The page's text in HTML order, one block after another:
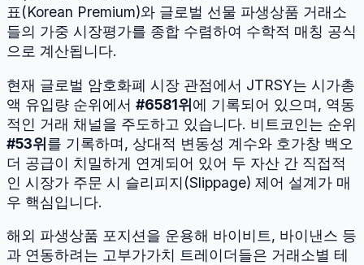
표(Korean Premium)와 글로벌 선물 파생상품 거래소
들의 가중 시장평가를 종합 수렴하여 수학적 매칭 공식
으로 계산됩니다.
현재 글로벌 암호화폐 시장 관점에서 JTRSY는 시가총
액 유입량 순위에서 #6581위에 기록되어 있으며, 역동
적인 거래 채널을 주도하고 있습니다. 비트코인는 순위
#53위를 기록하며, 상대적 변동성 계수와 호가창 백오
더 공급이 치밀하게 연계되어 있어 두 자산 간 직접적
인 시장가 주문 시 슬리피지(Slippage) 제어 설계가 매
우 핵심입니다.
해외 파생상품 포지션을 운용해 바이비트, 바이낸스 등
과 연동하려는 고부가가치 트레이더들은 거래소별 테